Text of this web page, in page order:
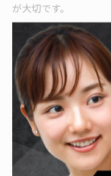
が大切です。
初心者が安心
案
ジム初心者でも安心
ジムでの服装選びは
です。特に群馬県太